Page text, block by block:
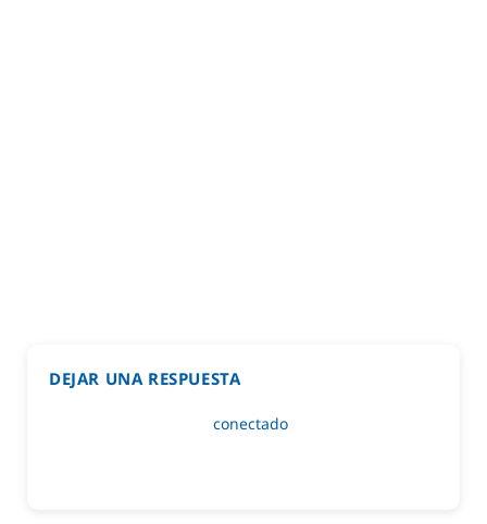
DEJAR UNA RESPUESTA
conectado